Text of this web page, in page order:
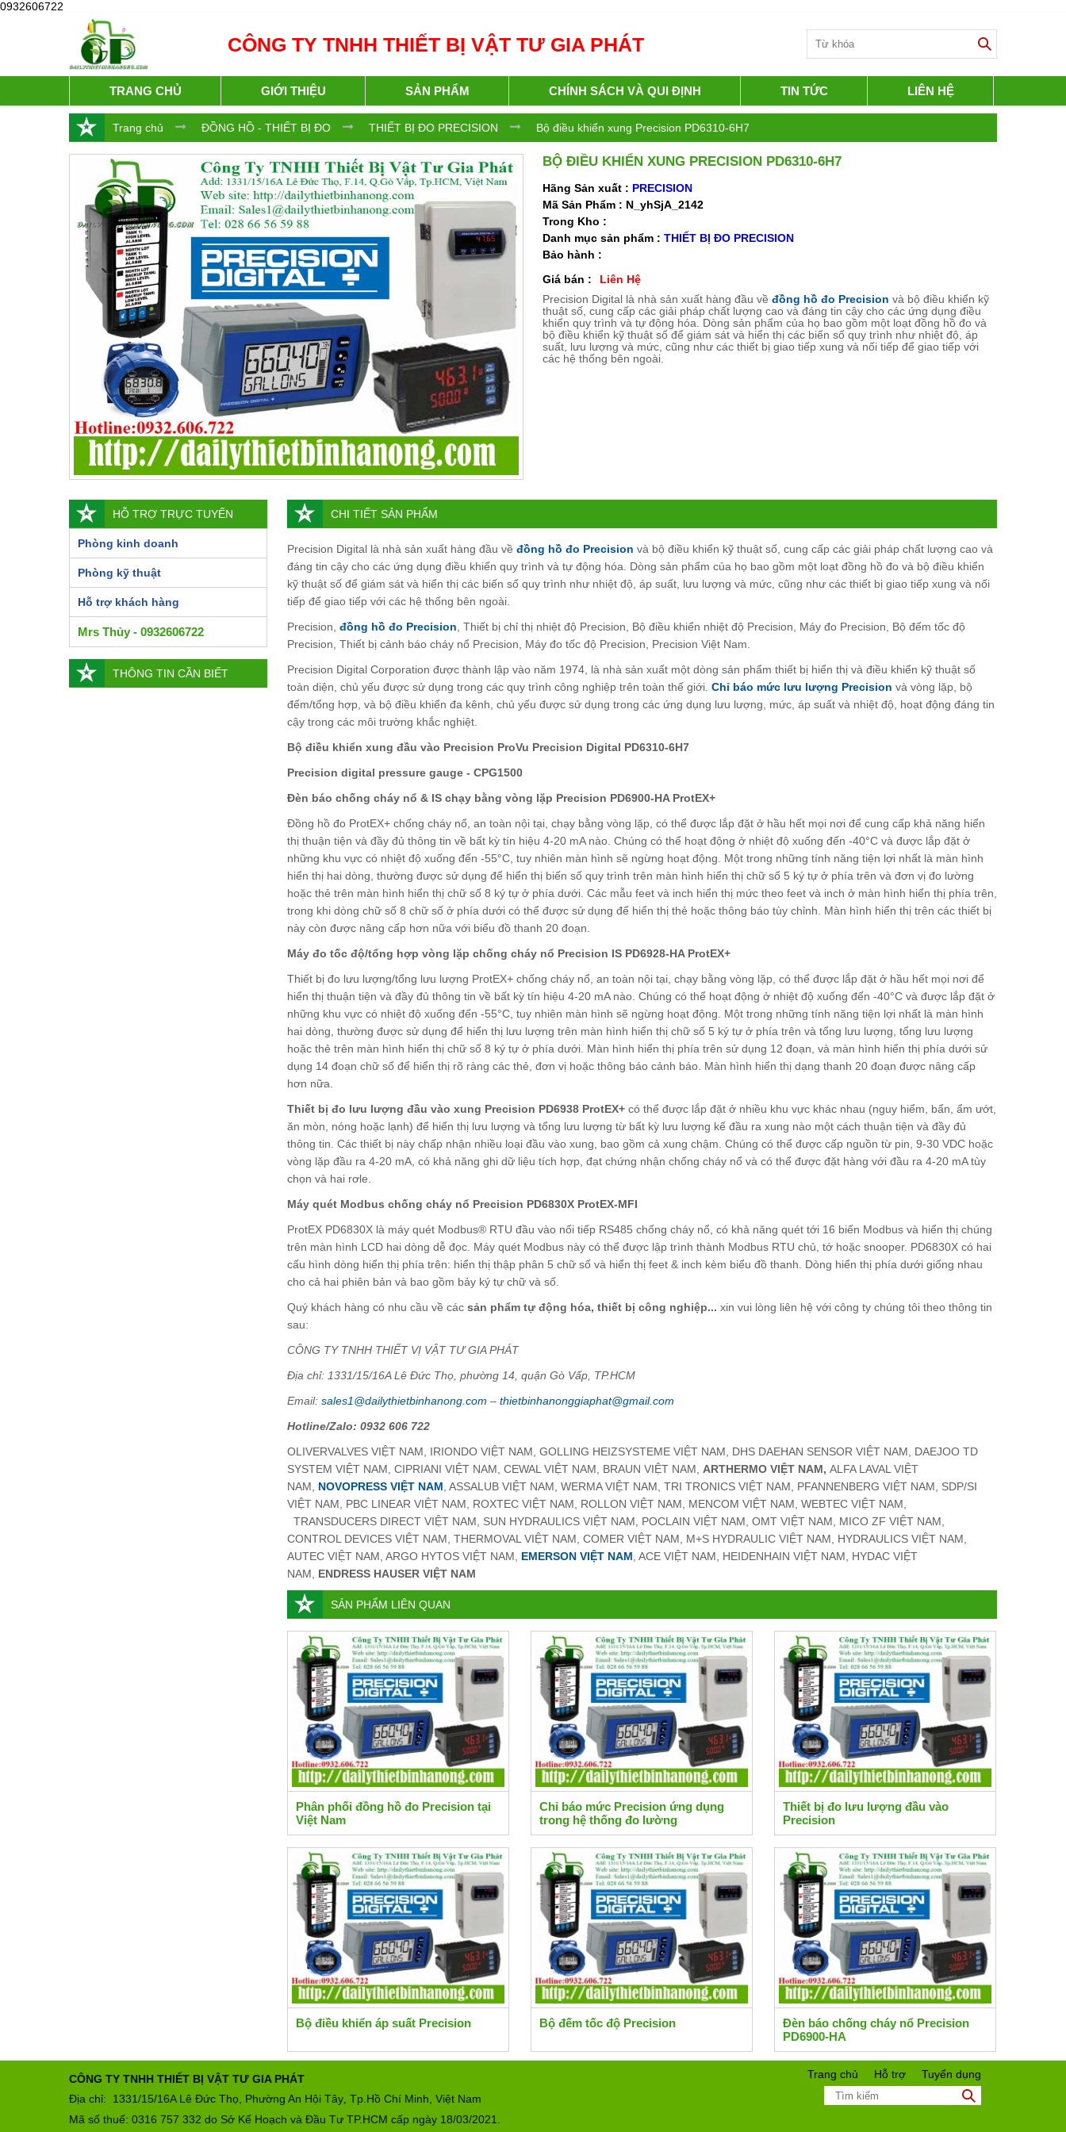
0932606722
CÔNG TY TNHH THIẾT BỊ VẬT TƯ GIA PHÁT
TRANG CHỦ GIỚI THIỆU SẢN PHẨM CHÍNH SÁCH VÀ QUI ĐỊNH TIN TỨC LIÊN HỆ
Trang chủ ĐỒNG HỒ - THIẾT BỊ ĐO THIẾT BỊ ĐO PRECISION Bộ điều khiển xung Precision PD6310-6H7
BỘ ĐIỀU KHIỂN XUNG PRECISION PD6310-6H7
Hãng Sản xuất : PRECISION
Mã Sản Phẩm : N_yhSjA_2142
Trong Kho :
Danh mục sản phẩm : THIẾT BỊ ĐO PRECISION
Bảo hành :
Giá bán :
Liên Hệ
Precision Digital là nhà sản xuất hàng đầu về đồng hồ đo Precision và bộ điều khiển kỹ
thuật số, cung cấp các giải pháp chất lượng cao và đáng tin cậy cho các ứng dụng điều
khiển quy trình và tự động hóa. Dòng sản phẩm của họ bao gồm một loạt đồng hồ đo và
bộ điều khiển kỹ thuật số để giám sát và hiển thị các biến số quy trình như nhiệt độ, áp
suất, lưu lượng và mức, cũng như các thiết bị giao tiếp xung và nối tiếp để giao tiếp với
các hệ thống bên ngoài.
HỖ TRỢ TRỰC TUYẾN
Phòng kinh doanh
Phòng kỹ thuật
Hỗ trợ khách hàng
Mrs Thủy - 0932606722
THÔNG TIN CẦN BIẾT
CHI TIẾT SẢN PHẨM
Precision Digital là nhà sản xuất hàng đầu về đồng hồ đo Precision và bộ điều khiển kỹ thuật số, cung cấp các giải pháp chất lượng cao và
đáng tin cậy cho các ứng dụng điều khiển quy trình và tự động hóa. Dòng sản phẩm của họ bao gồm một loạt đồng hồ đo và bộ điều khiển
kỹ thuật số để giám sát và hiển thị các biến số quy trình như nhiệt độ, áp suất, lưu lượng và mức, cũng như các thiết bị giao tiếp xung và nối
tiếp để giao tiếp với các hệ thống bên ngoài.
Precision, đồng hồ đo Precision , Thiết bị chỉ thị nhiệt độ Precision, Bộ điều khiển nhiệt độ Precision, Máy đo Precision, Bộ đếm tốc độ
Precision, Thiết bị cảnh báo cháy nổ Precision, Máy đo tốc độ Precision, Precision Việt Nam.
Precision Digital Corporation được thành lập vào năm 1974, là nhà sản xuất một dòng sản phẩm thiết bị hiển thị và điều khiển kỹ thuật số
toàn diện, chủ yếu được sử dụng trong các quy trình công nghiệp trên toàn thế giới. Chỉ báo mức lưu lượng Precision và vòng lặp, bộ
đếm/tổng ​​hợp, và bộ điều khiển đa kênh, chủ yếu được sử dụng trong các ứng dụng lưu lượng, mức, áp suất và nhiệt độ, hoạt động đáng tin
cậy trong các môi trường khắc nghiệt.
Bộ điều khiển xung đầu vào Precision ProVu Precision Digital PD6310-6H7
Precision digital pressure gauge - CPG1500
Đèn báo chống cháy nổ & IS chạy bằng vòng lặp Precision PD6900-HA ProtEX+
Đồng hồ đo ProtEX+ chống cháy nổ, an toàn nội tại, chạy bằng vòng lặp, có thể được lắp đặt ở hầu hết mọi nơi để cung cấp khả năng hiển
thị thuận tiện và đầy đủ thông tin về bất kỳ tín hiệu 4-20 mA nào. Chúng có thể hoạt động ở nhiệt độ xuống đến -40°C và được lắp đặt ở
những khu vực có nhiệt độ xuống đến -55°C, tuy nhiên màn hình sẽ ngừng hoạt động. Một trong những tính năng tiện lợi nhất là màn hình
hiển thị hai dòng, thường được sử dụng để hiển thị biến số quy trình trên màn hình hiển thị chữ số 5 ký tự ở phía trên và đơn vị đo lường
hoặc thẻ trên màn hình hiển thị chữ số 8 ký tự ở phía dưới. Các mẫu feet và inch hiển thị mức theo feet và inch ở màn hình hiển thị phía trên,
trong khi dòng chữ số 8 chữ số ở phía dưới có thể được sử dụng để hiển thị thẻ hoặc thông báo tùy chỉnh. Màn hình hiển thị trên các thiết bị
này còn được nâng cấp hơn nữa với biểu đồ thanh 20 đoạn.
Máy đo tốc độ/tổng ​​hợp vòng lặp chống cháy nổ Precision IS PD6928-HA ProtEX+
Thiết bị đo lưu lượng/tổng ​​lưu lượng ProtEX+ chống cháy nổ, an toàn nội tại, chạy bằng vòng lặp, có thể được lắp đặt ở hầu hết mọi nơi để
hiển thị thuận tiện và đầy đủ thông tin về bất kỳ tín hiệu 4-20 mA nào. Chúng có thể hoạt động ở nhiệt độ xuống đến -40°C và được lắp đặt ở
những khu vực có nhiệt độ xuống đến -55°C, tuy nhiên màn hình sẽ ngừng hoạt động. Một trong những tính năng tiện lợi nhất là màn hình
hai dòng, thường được sử dụng để hiển thị lưu lượng trên màn hình hiển thị chữ số 5 ký tự ở phía trên và tổng lưu lượng, tổng lưu lượng
hoặc thẻ trên màn hình hiển thị chữ số 8 ký tự ở phía dưới. Màn hình hiển thị phía trên sử dụng 12 đoạn, và màn hình hiển thị phía dưới sử
dụng 14 đoạn chữ số để hiển thị rõ ràng các thẻ, đơn vị hoặc thông báo cảnh báo. Màn hình hiển thị dạng thanh 20 đoạn được nâng cấp
hơn nữa.
Thiết bị đo lưu lượng đầu vào xung Precision PD6938 ProtEX+ có thể được lắp đặt ở nhiều khu vực khác nhau (nguy hiểm, bẩn, ẩm ướt,
ăn mòn, nóng hoặc lạnh) để hiển thị lưu lượng và tổng lưu lượng từ bất kỳ lưu lượng kế đầu ra xung nào một cách thuận tiện và đầy đủ
thông tin. Các thiết bị này chấp nhận nhiều loại đầu vào xung, bao gồm cả xung chậm. Chúng có thể được cấp nguồn từ pin, 9-30 VDC hoặc
vòng lặp đầu ra 4-20 mA, có khả năng ghi dữ liệu tích hợp, đạt chứng nhận chống cháy nổ và có thể được đặt hàng với đầu ra 4-20 mA tùy
chọn và hai rơle.
Máy quét Modbus chống cháy nổ Precision PD6830X ProtEX-MFI
ProtEX PD6830X là máy quét Modbus® RTU đầu vào nối tiếp RS485 chống cháy nổ, có khả năng quét tới 16 biến Modbus và hiển thị chúng
trên màn hình LCD hai dòng dễ đọc. Máy quét Modbus này có thể được lập trình thành Modbus RTU chủ, tớ hoặc snooper. PD6830X có hai
cấu hình dòng hiển thị phía trên: hiển thị thập phân 5 chữ số và hiển thị feet & inch kèm biểu đồ thanh. Dòng hiển thị phía dưới giống nhau
cho cả hai phiên bản và bao gồm bảy ký tự chữ và số.
Quý khách hàng có nhu cầu về các sản phẩm tự động hóa, thiết bị công nghiệp... xin vui lòng liên hệ với công ty chúng tôi theo thông tin
sau:
CÔNG TY TNHH THIẾT VỊ VẬT TƯ GIA PHÁT
Địa chỉ: 1331/15/16A Lê Đức Thọ, phường 14, quận Gò Vấp, TP.HCM
Email: sales1@dailythietbinhanong.com – thietbinhanonggiaphat@gmail.com
Hotline/Zalo: 0932 606 722
OLIVERVALVES VIỆT NAM, IRIONDO VIỆT NAM, GOLLING HEIZSYSTEME VIỆT NAM, DHS DAEHAN SENSOR VIỆT NAM, DAEJOO TD
SYSTEM VIỆT NAM, CIPRIANI VIỆT NAM, CEWAL VIỆT NAM, BRAUN VIỆT NAM, ARTHERMO VIỆT NAM, ALFA LAVAL VIỆT
NAM, NOVOPRESS VIỆT NAM , ASSALUB VIỆT NAM, WERMA VIỆT NAM, TRI TRONICS VIỆT NAM, PFANNENBERG VIỆT NAM, SDP/SI
VIỆT NAM, PBC LINEAR VIỆT NAM, ROXTEC VIỆT NAM, ROLLON VIỆT NAM, MENCOM VIỆT NAM, WEBTEC VIỆT NAM,
TRANSDUCERS DIRECT VIỆT NAM, SUN HYDRAULICS VIỆT NAM, POCLAIN VIỆT NAM, OMT VIỆT NAM, MICO ZF VIỆT NAM,
CONTROL DEVICES VIỆT NAM, THERMOVAL VIỆT NAM, COMER VIỆT NAM, M+S HYDRAULIC VIỆT NAM, HYDRAULICS VIỆT NAM,
AUTEC VIỆT NAM, ARGO HYTOS VIỆT NAM, EMERSON VIỆT NAM , ACE VIỆT NAM, HEIDENHAIN VIỆT NAM, HYDAC VIỆT
NAM, ENDRESS HAUSER VIỆT NAM
SẢN PHẨM LIÊN QUAN
Phân phối đồng hồ đo Precision tại
Việt Nam
Chỉ báo mức Precision ứng dụng
trong hệ thống đo lường
Thiết bị đo lưu lượng đầu vào
Precision
Bộ điều khiển áp suất Precision Bộ đếm tốc độ Precision
Đèn báo chống cháy nổ Precision
PD6900-HA
CÔNG TY TNHH THIẾT BỊ VẬT TƯ GIA PHÁT
Địa chỉ: 1331/15/16A Lê Đức Thọ, Phường An Hội Tây, Tp.Hồ Chí Minh, Việt Nam
Mã số thuế: 0316 757 332 do Sở Kế Hoạch và Đầu Tư TP.HCM cấp ngày 18/03/2021.
Trang chủ Hỗ trợ Tuyển dụng